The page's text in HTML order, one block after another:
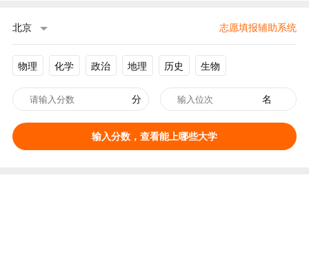
北京 志愿填报辅助系统
物理 化学 政治 地理 历史 生物
分 名
输入分数，查看能上哪些大学